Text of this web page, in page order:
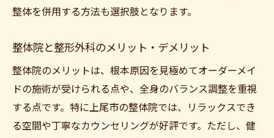
整体を併用する方法も選択肢となります。
整体院と整形外科のメリット・デメリット
整体院のメリットは、根本原因を見極めてオーダーメイ
ドの施術が受けられる点や、全身のバランス調整を重視
する点です。特に上尾市の整体院では、リラックスでき
る空間や丁寧なカウンセリングが好評です。ただし、健